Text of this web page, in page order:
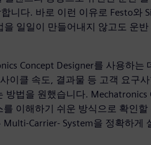
니다. 바로 이런 이유로 Festo와
일일이 만들어내지 않고도 운
Concept Designer를 사용하
이클 속도, 결과물 등 고객 요구
방법을 원했습니다.
이해하기 쉬운 방식으로 확인
Carrier- System을 정확하게